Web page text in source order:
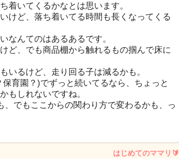
着いてくるかなとは思います。
けど、落ち着いてる時間も長くなってくる
なんてのはあるあるです。
ど、でも商品棚から触れるもの掴んで床に
いるけど、走り回る子は減るかも。
育園？)でずっと続いてるなら、ちょっと
もしれないですね。
、でもここからの関わり方で変わるかも、っ
はじめてのママリ🔰